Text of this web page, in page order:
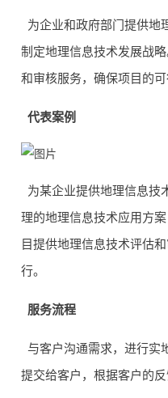
为企业和政府部门提供地
制定地理信息技术发展战
和审核服务，确保项目的可
代表案例
为某企业提供地理信息技
理的地理信息技术应用方
目提供地理信息技术评估
行。
服务流程
与客户沟通需求，进行实
提交给客户，根据客户的